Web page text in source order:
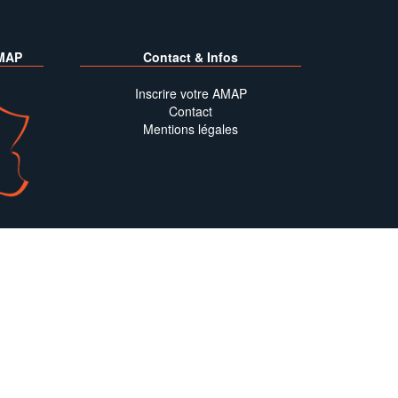
Contact & Infos
Inscrire votre AMAP
Contact
Mentions légales